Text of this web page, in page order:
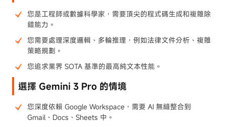
您是工程師或數據科學家，需要頂尖的程式碼生成和複雜除
錯能力。
您需要處理深度邏輯、多輪推理，例如法律文件分析、複雜
策略規劃。
您追求業界 SOTA 基準的最高純文本性能。
選擇 Gemini 3 Pro 的情境
您深度依賴 Google Workspace，需要 AI 無縫整合到
Gmail、Docs、Sheets 中。